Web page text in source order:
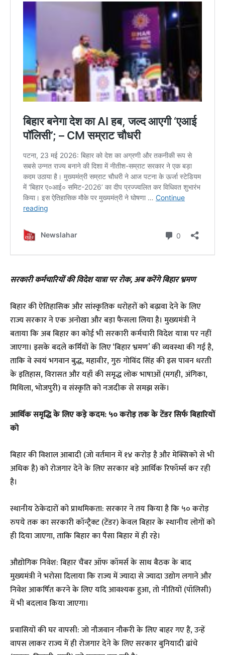
सरकारी कर्मचारियों की विदेश यात्रा पर रोक, अब करेंगे बिहार भ्रमण
बिहार की ऐतिहासिक और सांस्कृतिक धरोहरों को बढ़ावा देने के लिए
राज्य सरकार ने एक अनोखा और बड़ा फैसला लिया है। मुख्यमंत्री ने
बताया कि अब बिहार का कोई भी सरकारी कर्मचारी विदेश यात्रा पर नहीं
जाएगा। इसके बदले कर्मियों के लिए ‘बिहार भ्रमण’ की व्यवस्था की गई है,
ताकि वे स्वयं भगवान बुद्ध, महावीर, गुरु गोविंद सिंह की इस पावन धरती
के इतिहास, विरासत और यहाँ की समृद्ध लोक भाषाओं (मगही, अंगिका,
मिथिला, भोजपुरी) व संस्कृति को नजदीक से समझ सकें।
आर्थिक समृद्धि के लिए कड़े कदम: ५० करोड़ तक के टेंडर सिर्फ बिहारियों
को
बिहार की विशाल आबादी (जो वर्तमान में १४ करोड़ है और मेक्सिको से भी
अधिक है) को रोजगार देने के लिए सरकार बड़े आर्थिक रिफॉर्म्स कर रही
है।
स्थानीय ठेकेदारों को प्राथमिकता: सरकार ने तय किया है कि ५० करोड़
रुपये तक का सरकारी कॉन्ट्रैक्ट (टेंडर) केवल बिहार के स्थानीय लोगों को
ही दिया जाएगा, ताकि बिहार का पैसा बिहार में ही रहे।
औद्योगिक निवेश: बिहार चैंबर ऑफ कॉमर्स के साथ बैठक के बाद
मुख्यमंत्री ने भरोसा दिलाया कि राज्य में ज्यादा से ज्यादा उद्योग लगाने और
निवेश आकर्षित करने के लिए यदि आवश्यक हुआ, तो नीतियों (पॉलिसी)
में भी बदलाव किया जाएगा।
प्रवासियों की घर वापसी: जो नौजवान नौकरी के लिए बाहर गए हैं, उन्हें
वापस लाकर राज्य में ही रोजगार देने के लिए सरकार बुनियादी ढांचे